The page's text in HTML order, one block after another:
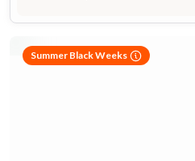
Summer Black Weeks